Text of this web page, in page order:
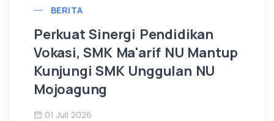
BERITA
Perkuat Sinergi Pendidikan
Vokasi, SMK Ma'arif NU Mantup
Kunjungi SMK Unggulan NU
Mojoagung
01 Juli 2026